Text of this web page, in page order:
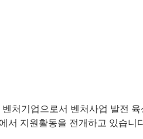
처기업으로서 벤처사업 발전
서 지원활동을 전개하고 있습니